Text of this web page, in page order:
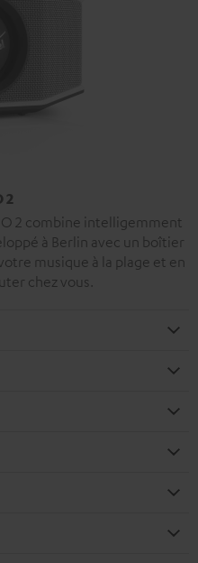
2
2 combine intelligemment
à Berlin avec un boîtier
musique à la plage et en
chez vous.